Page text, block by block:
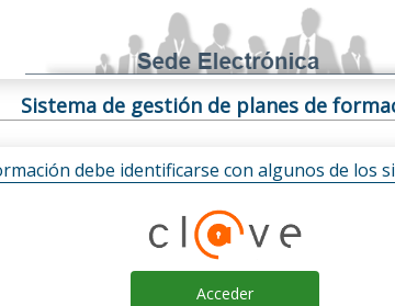
Sistema de gestión de planes de
debe identificarse con algunos de los
Acceder